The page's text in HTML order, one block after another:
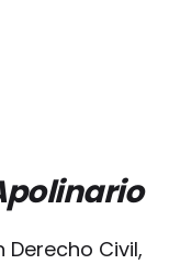
Civil,